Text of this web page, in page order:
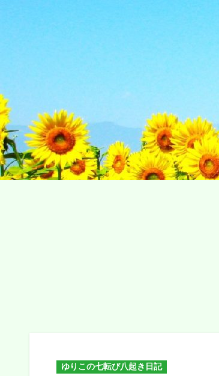
ッ
プ
ゆりこの七転び八起き日記